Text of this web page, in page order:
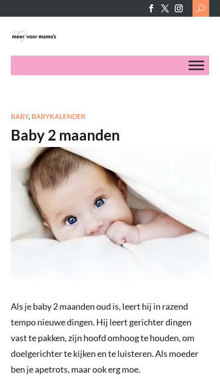
Search
for:
BABY, BABYKALENDER
Baby 2 maanden
Als je baby 2 maanden oud is, leert hij in razend
tempo nieuwe dingen. Hij leert gerichter dingen
vast te pakken, zijn hoofd omhoog te houden, om
doelgerichter te kijken en te luisteren. Als moeder
ben je apetrots, maar ook erg moe.